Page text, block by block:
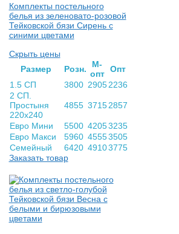
Комплекты постельного
белья из зеленовато-розовой
Тейковской бязи Сирень с
синими цветами
Скрыть цены
Раз­мер
Розн.
М-
опт Опт
1.5 СП
3800 2905 2236
2 СП.
Простыня
220х240
4855 3715 2857
Евро Мини 5500 42053235
Евро Макси
5960 45553505
Семейный
6420 49103775
Заказать товар